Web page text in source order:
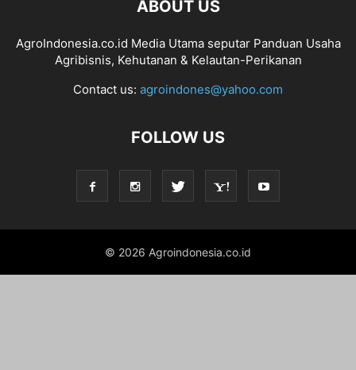
ABOUT US
AgroIndonesia.co.id Media Utama seputar Panduan Usaha
Agribisnis, Kehutanan & Kelautan-Perikanan
Contact us: agroindones@yahoo.com
FOLLOW US
© 2026 Agroindonesia.co.id